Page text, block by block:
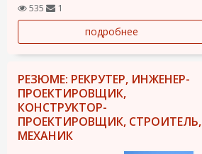
535 1
подробнее
РЕЗЮМЕ: РЕКРУТЕР, ИНЖЕНЕР-
ПРОЕКТИРОВЩИК,
КОНСТРУКТОР-
ПРОЕКТИРОВЩИК, СТРОИТЕЛЬ,
МЕХАНИК